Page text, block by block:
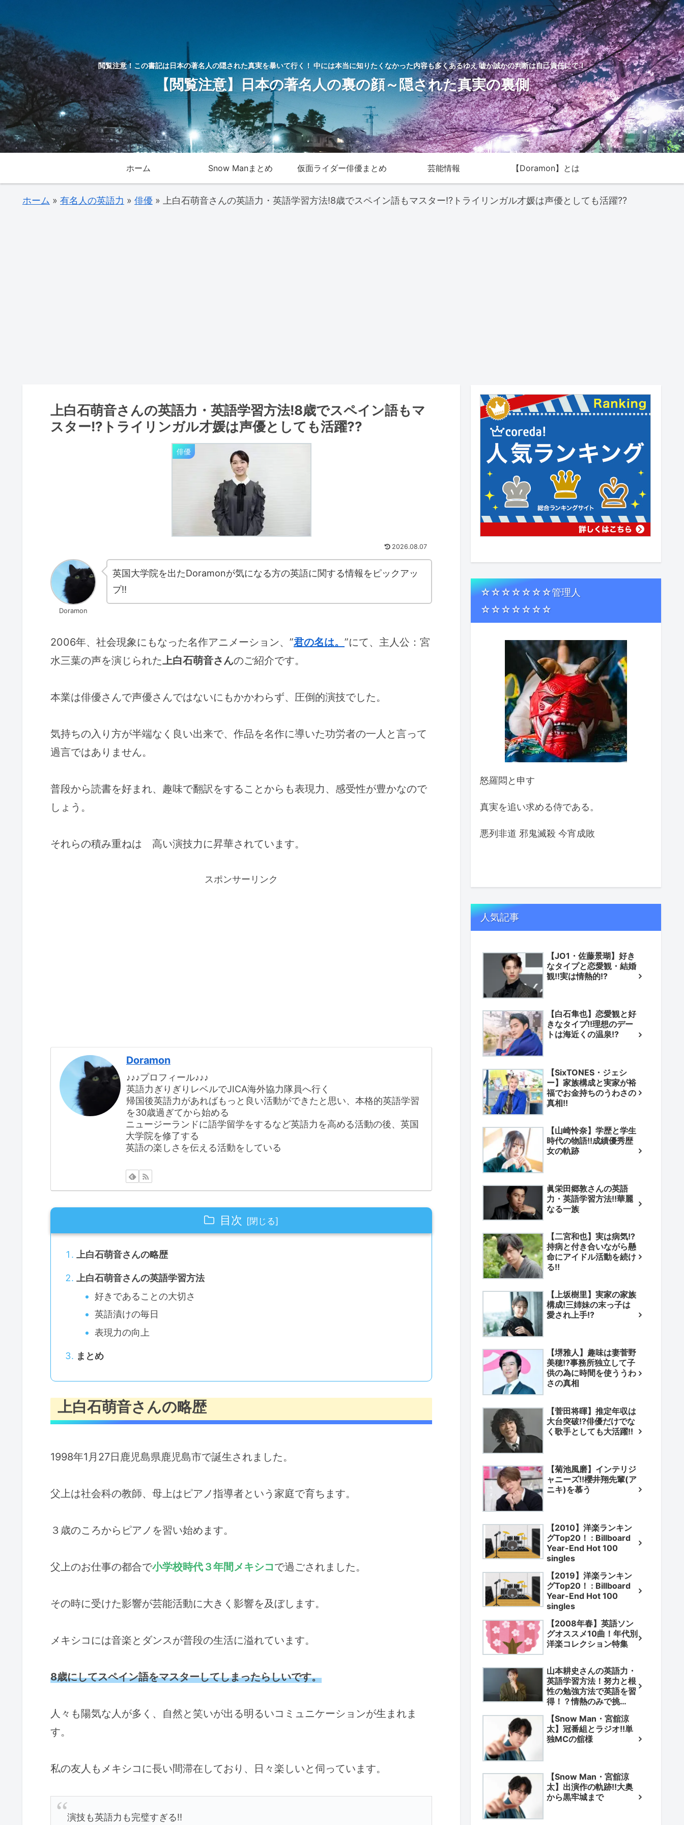
閲覧注意！この書記は日本の著名人の隠された真実を暴いて行く！ 中には本当に知りたくなかった内容も多くあるゆえ 嘘か誠かの判断は自己責任にて！
【閲覧注意】日本の著名人の裏の顔～隠された真実の裏側
ホーム Snow Manまとめ 仮面ライダー俳優まとめ 芸能情報 【Doramon】とは
ホーム » 有名人の英語力 » 俳優 » 上白石萌音さんの英語力・英語学習方法!8歳でスペイン語もマスター!?トライリンガル才媛は声優としても活躍??
上白石萌音さんの英語力・英語学習方法!8歳でスペイン語もマ
スター!?トライリンガル才媛は声優としても活躍??
俳優
2026.08.07
Doramon
英国大学院を出たDoramonが気になる方の英語に関する情報をピックアッ
プ!!
2006年、社会現象にもなった名作アニメーション、”君の名は。 ”にて、主人公：宮
水三葉の声を演じられた上白石萌音さんのご紹介です。
本業は俳優さんで声優さんではないにもかかわらず、圧倒的演技でした。
気持ちの入り方が半端なく良い出来で、作品を名作に導いた功労者の一人と言って
過言ではありません。
普段から読書を好まれ、趣味で翻訳をすることからも表現力、感受性が豊かなので
しょう。
それらの積み重ねは 高い演技力に昇華されています。
スポンサーリンク
Doramon
♪♪♪プロフィール♪♪♪
英語力ぎりぎりレベルでJICA海外協力隊員へ行く
帰国後英語力があればもっと良い活動ができたと思い、本格的英語学習
を30歳過ぎてから始める
ニュージーランドに語学留学をするなど英語力を高める活動の後、英国
大学院を修了する
英語の楽しさを伝える活動をしている
目次
上白石萌音さんの略歴
上白石萌音さんの英語学習方法
好きであることの大切さ
英語漬けの毎日
表現力の向上
まとめ
上白石萌音さんの略歴
1998年1月27日鹿児島県鹿児島市で誕生されました。
父上は社会科の教師、母上はピアノ指導者という家庭で育ちます。
３歳のころからピアノを習い始めます。
父上のお仕事の都合で小学校時代３年間メキシコで過ごされました。
その時に受けた影響が芸能活動に大きく影響を及ぼします。
メキシコには音楽とダンスが普段の生活に溢れています。
8歳にしてスペイン語をマスターしてしまったらしいです。
人々も陽気な人が多く、自然と笑いが出る明るいコミュニケーションが生まれま
す。
私の友人もメキシコに長い間滞在しており、日々楽しいと伺っています。
演技も英語力も完璧すぎる‼️
☆☆☆☆☆☆☆管理人
☆☆☆☆☆☆☆
怒羅悶と申す
真実を追い求める侍である。
悪列非道 邪鬼滅殺 今宵成敗
人気記事
【JO1・佐藤景瑚】好き
なタイプと恋愛観・結婚
観!!実は情熱的!?
【白石隼也】恋愛観と好
きなタイプ!!理想のデー
トは海近くの温泉!?
【SixTONES・ジェシ
ー】家族構成と実家が裕
福でお金持ちのうわさの
真相!!
【山崎怜奈】学歴と学生
時代の物語!!成績優秀歴
女の軌跡
眞栄田郷敦さんの英語
力・英語学習方法!!華麗
なる一族
【二宮和也】実は病気!?
持病と付き合いながら懸
命にアイドル活動を続け
る!!
【上坂樹里】実家の家族
構成!三姉妹の末っ子は
愛され上手!?
【堺雅人】趣味は妻菅野
美穂!?事務所独立して子
供の為に時間を使ううわ
さの真相
【菅田将暉】推定年収は
大台突破!?俳優だけでな
く歌手としても大活躍!!
【菊池風磨】インテリジ
ャニーズ!!櫻井翔先輩(ア
ニキ)を慕う
【2010】洋楽ランキン
グTop20！ : Billboard
Year-End Hot 100
singles
【2019】洋楽ランキン
グTop20！ : Billboard
Year-End Hot 100
singles
【2008年春】英語ソン
グオススメ10曲！年代別
洋楽コレクション特集
山本耕史さんの英語力・
英語学習方法！努力と根
性の勉強方法で英語を習
得！？情熱のみで挑
【Snow Man・宮舘涼
太】冠番組とラジオ!!単
独MCの舘様
【Snow Man・宮舘涼
太】出演作の軌跡!!大奥
から黒牢城まで